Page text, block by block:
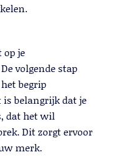
je
volgende stap
begrip
is belangrijk dat je
dat het wil
Dit zorgt ervoor
merk.